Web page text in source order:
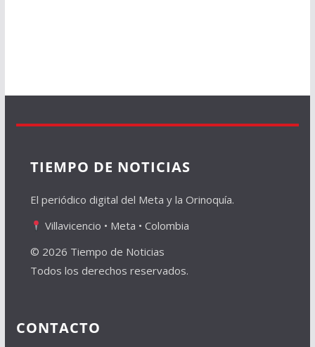
TIEMPO DE NOTICIAS
El periódico digital del Meta y la Orinoquía.
Villavicencio • Meta • Colombia
© 2026 Tiempo de Noticias
Todos los derechos reservados.
CONTACTO